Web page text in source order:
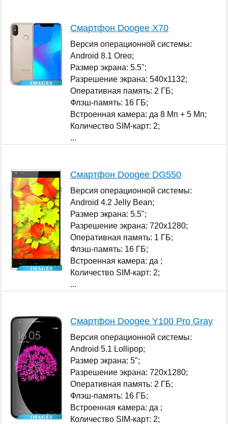
Смартфон Doogee X70
Версия операционной системы:
Android 8.1 Oreo;
Размер экрана: 5.5";
Разрешение экрана: 540x1132;
Оперативная память: 2 ГБ;
Флэш-память: 16 ГБ;
Встроенная камера: да 8 Мп + 5 Мп;
Количество SIM-карт: 2;
...
Смартфон Doogee DG550
Версия операционной системы:
Android 4.2 Jelly Bean;
Размер экрана: 5.5";
Разрешение экрана: 720x1280;
Оперативная память: 1 ГБ;
Флэш-память: 16 ГБ;
Встроенная камера: да ;
Количество SIM-карт: 2;
...
Смартфон Doogee Y100 Pro Gray
Версия операционной системы:
Android 5.1 Lollipop;
Размер экрана: 5";
Разрешение экрана: 720x1280;
Оперативная память: 2 ГБ;
Флэш-память: 16 ГБ;
Встроенная камера: да ;
Количество SIM-карт: 2;